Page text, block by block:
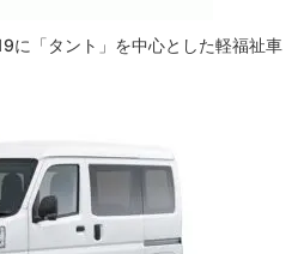
に「タント」を中心とした軽福祉車